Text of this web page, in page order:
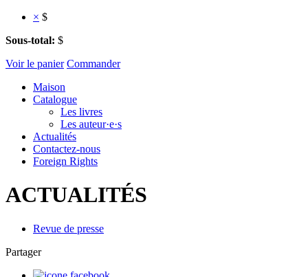
× $
Sous-total: $
Voir le panier Commander
Maison
Catalogue
Les livres
Les auteur·e·s
Actualités
Contactez-nous
Foreign Rights
ACTUALITÉS
Revue de presse
Partager